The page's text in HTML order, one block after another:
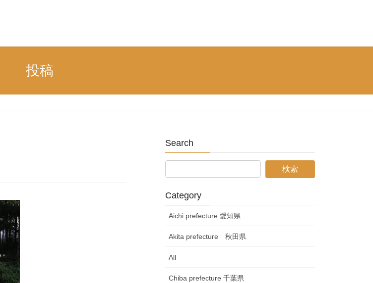
投稿
Search
Category
Aichi prefecture 愛知県
Akita prefecture 秋田県
All
Chiba prefecture 千葉県